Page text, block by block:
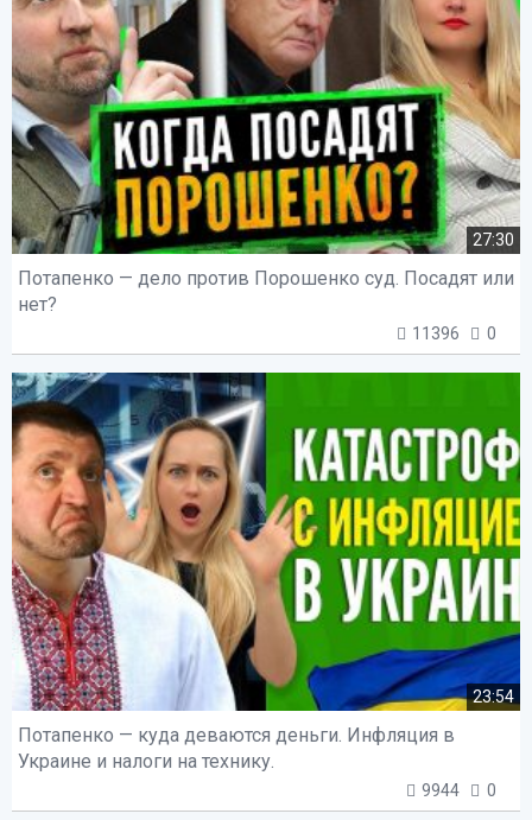
27:30
Потапенко — дело против Порошенко суд. Посадят или
нет?
11396 0
23:54
Потапенко — куда деваются деньги. Инфляция в
Украине и налоги на технику.
9944 0